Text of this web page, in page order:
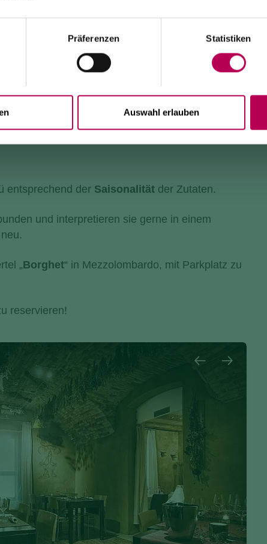
Präferenzen Statistiken
Auswahl erlauben
Dauer der Arbeiten: mindestens 10 Monate
entsprechend der Saisonalität der Zutaten.
und interpretieren sie gerne in einem
neu.
„Borghet“ in Mezzolombardo, mit Parkplatz zu
reservieren!